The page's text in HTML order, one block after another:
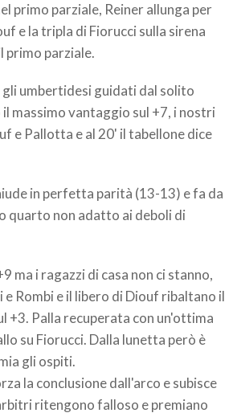
primo parziale, Reiner allunga per
e la tripla di Fiorucci sulla sirena
primo parziale.
umbertidesi guidati dal solito
massimo vantaggio sul +7, i nostri
e Pallotta e al 20' il tabellone dice
in perfetta parità (13-13) e fa da
quarto non adatto ai deboli di
ma i ragazzi di casa non ci stanno,
Rombi e il libero di Diouf ribaltano il
+3. Palla recuperata con un'ottima
su Fiorucci. Dalla lunetta però è
gli ospiti.
la conclusione dall'arco e subisce
ritengono falloso e premiano